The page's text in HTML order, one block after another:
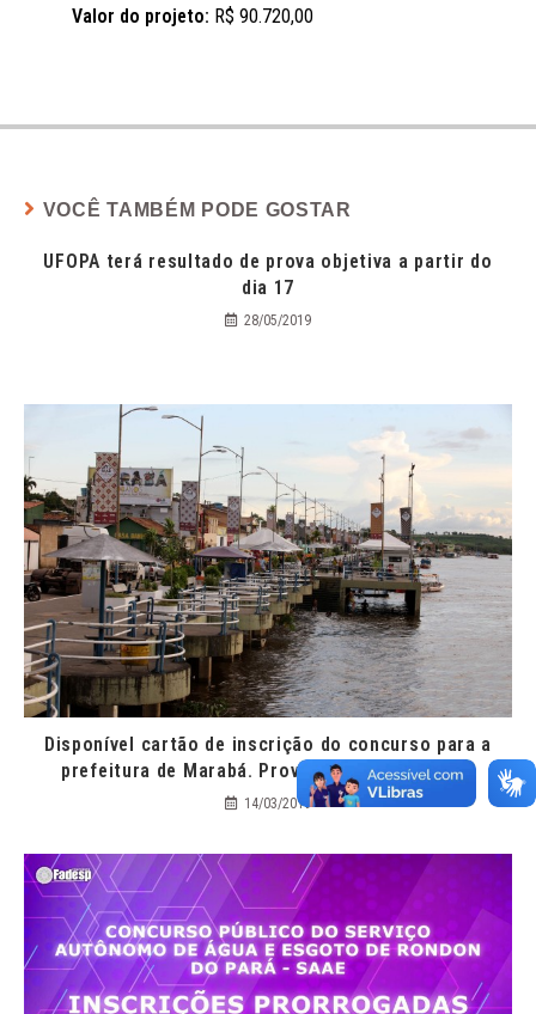
Valor do projeto: R$ 90.720,00
VOCÊ TAMBÉM PODE GOSTAR
UFOPA terá resultado de prova objetiva a partir do
dia 17
28/05/2019
Disponível cartão de inscrição do concurso para a
prefeitura de Marabá. Provas serão em março.
14/03/2019